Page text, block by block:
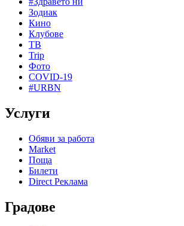
Зодиак
Кино
Клубове
ТВ
Trip
Фото
COVID-19
#URBN
Услуги
Обяви за работа
Market
Поща
Билети
Direct Реклама
Градове